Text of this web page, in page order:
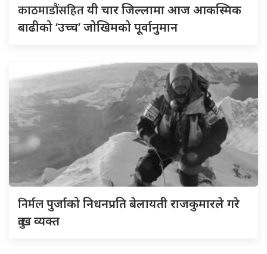
काठमाडौंसहितयी चार जिल्लामा आज आकस्मिक
बाढीको ‘उच्च’ जोखिमको पूर्वानुमान
निर्मलपुर्जाको निधनप्रति बेलायती राजकुमारले गरे
दुःख व्यक्त